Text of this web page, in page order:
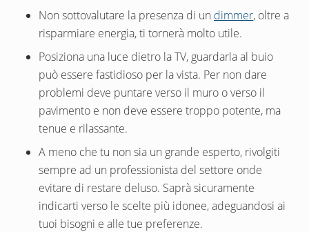
Non sottovalutare la presenza di un dimmer, oltre a
risparmiare energia, ti tornerà molto utile.
Posiziona una luce dietro la TV, guardarla al buio
può essere fastidioso per la vista. Per non dare
problemi deve puntare verso il muro o verso il
pavimento e non deve essere troppo potente, ma
tenue e rilassante.
A meno che tu non sia un grande esperto, rivolgiti
sempre ad un professionista del settore onde
evitare di restare deluso. Saprà sicuramente
indicarti verso le scelte più idonee, adeguandosi ai
tuoi bisogni e alle tue preferenze.